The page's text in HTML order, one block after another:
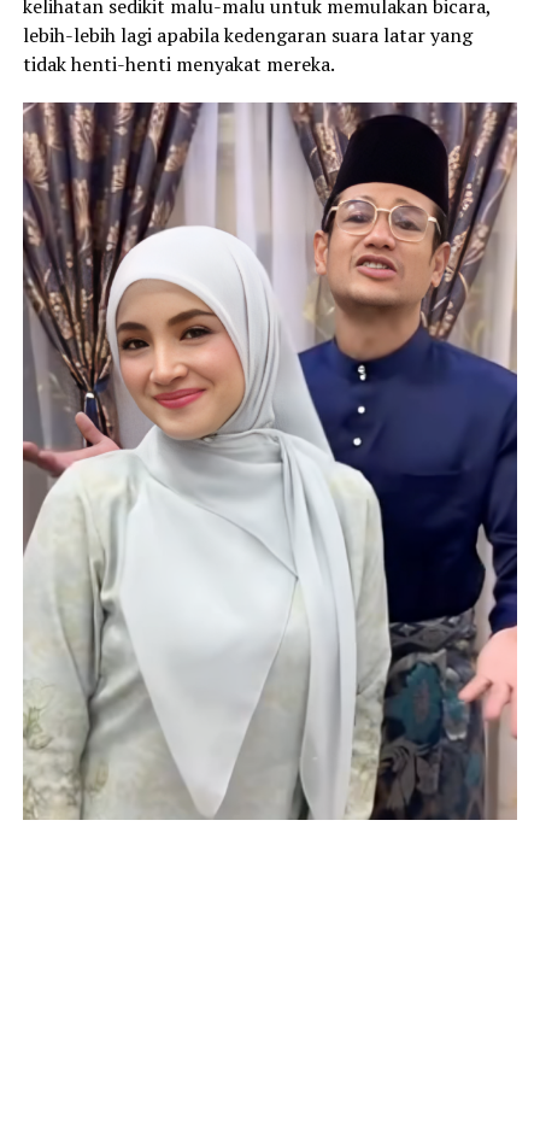
kelihatan sedikit malu-malu untuk memulakan bicara,
lebih-lebih lagi apabila kedengaran suara latar yang
tidak henti-henti menyakat mereka.